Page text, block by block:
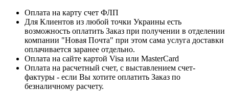
Оплата на карту счет ФЛП
Для Клиентов из любой точки Украины есть
возможность оплатить Заказ при получении в отделении
компании "Новая Почта" при этом сама услуга доставки
оплачивается заранее отдельно.
Оплата на сайте картой Visa или MasterCard
Оплата на расчетный счет, с выставлением счет-
фактуры - если Вы хотите оплатить Заказ по
безналичному расчету.